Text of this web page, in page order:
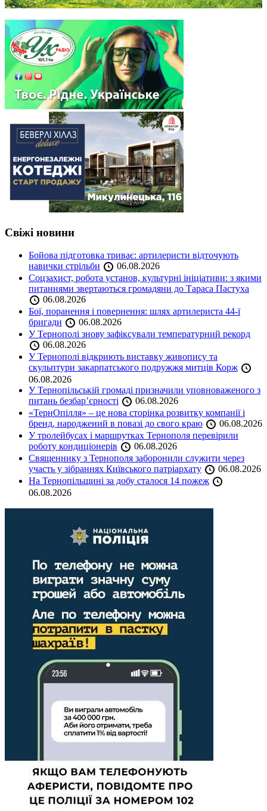
Свіжі новини
Бойова підготовка триває: артилеристи відточують
навички стрільби
06.08.2026
Соцзахист, робота установ, культурні ініціативи: з якими
питаннями звертаються громадяни до Тараса Пастуха
06.08.2026
Бої, поранення і повернення: шлях артилериста 44-ї
бригади
06.08.2026
У Тернополі знову зафіксували температурний рекорд
06.08.2026
У Тернополі відкриють виставку живопису та
скульптури закарпатського подружжя митців Корж
06.08.2026
У Тернопільській громаді призначили уповноваженого з
питань безбар’єрності
06.08.2026
«ТернОпілля» – це нова сторінка розвитку компанії і
бренд, народжений в повазі до свого краю
06.08.2026
У тролейбусах і маршрутках Тернополя перевірили
роботу кондиціонерів
06.08.2026
Священнику з Тернополя заборонили служити через
участь у зібраннях Київського патріархату
06.08.2026
На Тернопільщині за добу сталося 14 пожеж
06.08.2026